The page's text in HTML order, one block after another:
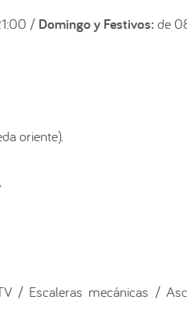
/ Domingo y Festivos: de
oriente).
/ Escaleras mecánicas /